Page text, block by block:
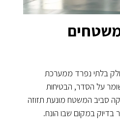
בלתי נפרד ממערכת
על הסדר, הבטיחות
סביב המשטח מונעת תזוזה
במקום שבו הונח.